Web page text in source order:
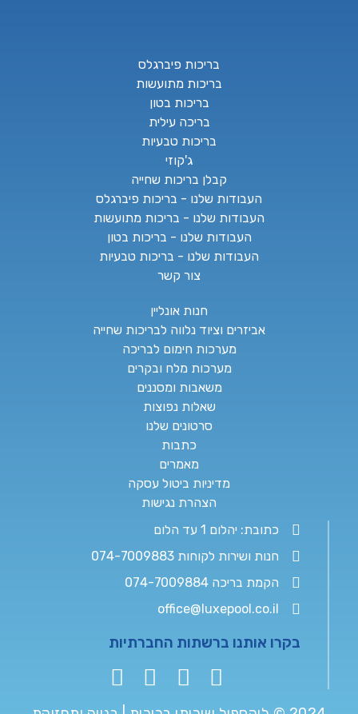
בריכות פיברגלס
בריכות מתועשות
בריכות בטון
בריכה עילית
בריכות טבעיות
ג'קוזי
קבלן בריכות שחייה
העבודות שלנו - בריכות פיברגלס
העבודות שלנו - בריכות מתועשות
העבודות שלנו - בריכות בטון
העבודות שלנו - בריכות טבעיות
צור קשר
חנות אונליין
אביזרים וציוד נלווה לבריכות שחייה
מערכות חימום לבריכה
מערכות מלח ובקרים
משאבות ומסננים
שאלות נפוצות
סרטונים שלנו
כתבות
מאמרים
מדיניות ביטול עסקה
הצהרת נגישות
כתובת: יהלום 1 עד הלום
חנות ושירות לקוחות 074-7009883
הקמת בריכה 074-7009884
office@luxepool.co.il
בקרו אותנו ברשתות החברתיות